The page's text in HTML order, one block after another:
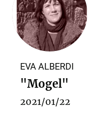
EVA ALBERDI
"Mogel"
2021/01/22